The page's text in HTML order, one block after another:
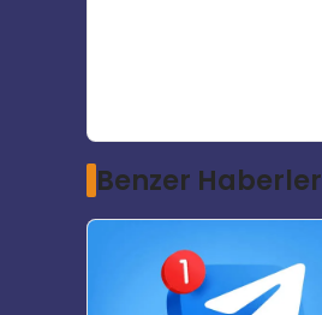
Benzer Haberler